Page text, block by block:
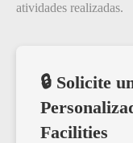
atividades realizadas.
🔒 Solicite
Facilities